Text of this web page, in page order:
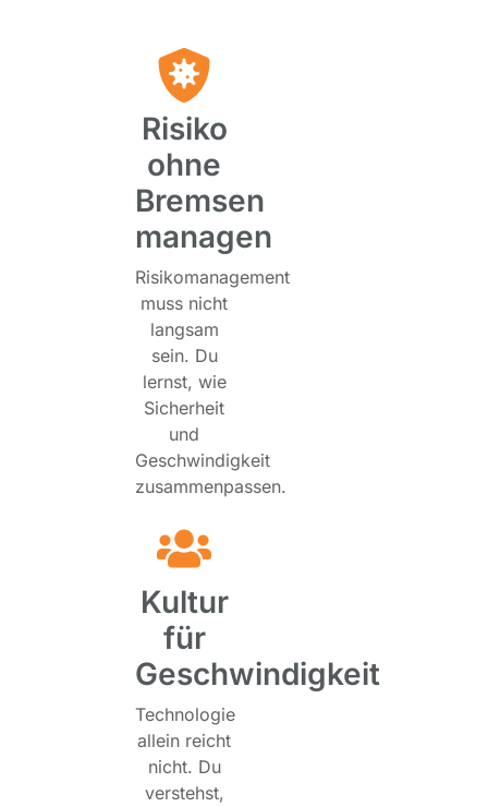
Risiko
ohne
Bremsen
managen
Risikomanagement
muss nicht
langsam
sein. Du
lernst, wie
Sicherheit
und
Geschwindigkeit
zusammenpassen.
Kultur
für
Geschwindigkeit
Technologie
allein reicht
nicht. Du
verstehst,